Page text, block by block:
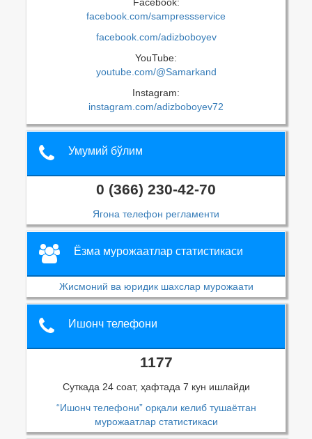
Facebook:
facebook.com/sampressservice
facebook.com/adizboboyev
YouTube:
youtube.com/@Samarkand
Instagram:
instagram.com/adizboboyev72
Умумий бўлим
0 (366) 230-42-70
Ягона телефон регламенти
Ёзма мурожаатлар статистикаси
Жисмоний ва юридик шахслар мурожаати
Ишонч телефони
1177
Суткада 24 соат, ҳафтада 7 кун ишлайди
“Ишонч телефони” орқали келиб тушаётган
мурожаатлар статистикаси